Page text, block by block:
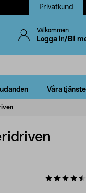
Privatkund
Välkommen
Logga in/Bli
Våra